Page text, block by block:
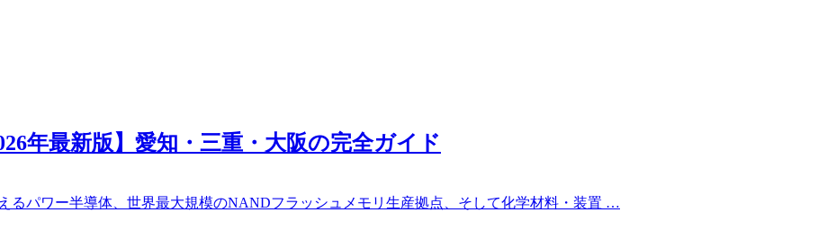
年最新版】愛知・三重・大阪の完全ガイド
るパワー半導体、世界最大規模のNANDフラッシュメモリ生産拠点、そして化学材料・装置 …